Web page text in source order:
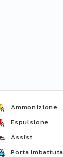
Ammonizione
Espulsione
Assist
Porta Imbattuta